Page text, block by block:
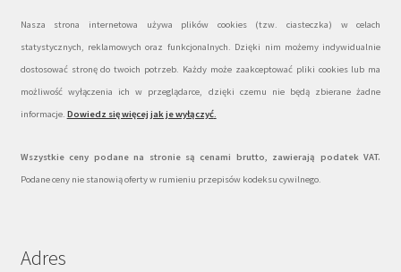
Nasza strona internetowa używa plików cookies (tzw. ciasteczka) w celach
statystycznych, reklamowych oraz funkcjonalnych. Dzięki nim możemy indywidualnie
dostosować stronę do twoich potrzeb. Każdy może zaakceptować pliki cookies lub ma
możliwość wyłączenia ich w przeglądarce, dzięki czemu nie będą zbierane żadne
informacje. Dowiedz się więcej jak je wyłączyć.
Wszystkie ceny podane na stronie są cenami brutto, zawierają podatek VAT.
Podane ceny nie stanowią oferty w rumieniu przepisów kodeksu cywilnego.
Adres